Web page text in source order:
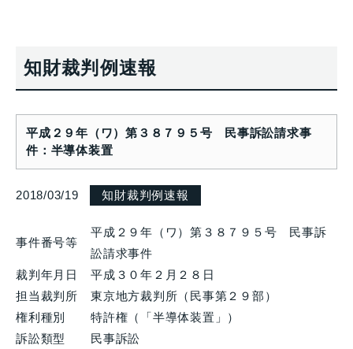
知財裁判例速報
平成２９年（ワ）第３８７９５号 民事訴訟請求事
件：半導体装置
2018/03/19 知財裁判例速報
事件番号等
平成２９年（ワ）第３８７９５号 民事訴
訟請求事件
裁判年月日
平成３０年２月２８日
担当裁判所
東京地方裁判所（民事第２９部）
権利種別
特許権（「半導体装置」）
訴訟類型
民事訴訟